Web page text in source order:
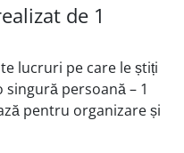
de 1
lucruri pe care le știți
persoană – 1
pentru organizare și